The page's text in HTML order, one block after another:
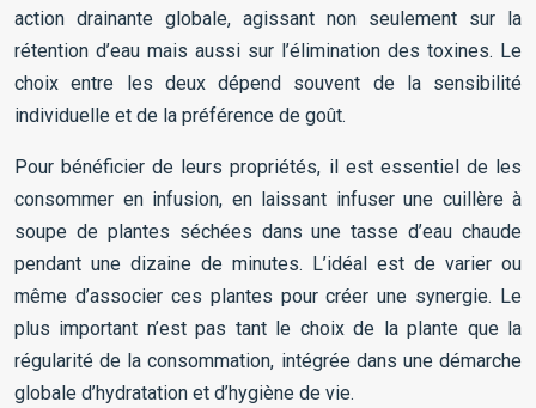
action drainante globale, agissant non seulement sur la
rétention d’eau mais aussi sur l’élimination des toxines. Le
choix entre les deux dépend souvent de la sensibilité
individuelle et de la préférence de goût.
Pour bénéficier de leurs propriétés, il est essentiel de les
consommer en infusion, en laissant infuser une cuillère à
soupe de plantes séchées dans une tasse d’eau chaude
pendant une dizaine de minutes. L’idéal est de varier ou
même d’associer ces plantes pour créer une synergie. Le
plus important n’est pas tant le choix de la plante que la
régularité de la consommation, intégrée dans une démarche
globale d’hydratation et d’hygiène de vie.